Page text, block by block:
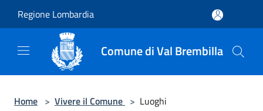
Regione Lombardia
Comune di Val Brembilla
Home > Vivere il Comune > Luoghi